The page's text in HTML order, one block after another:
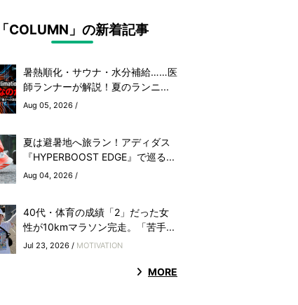
「COLUMN」の新着記事
暑熱順化・サウナ・水分補給……医
師ランナーが解説！夏のランニ...
Aug 05, 2026 /
夏は避暑地へ旅ラン！アディダス
『HYPERBOOST EDGE』で巡る...
Aug 04, 2026 /
40代・体育の成績「2」だった女
性が10kmマラソン完走。「苦手...
Jul 23, 2026 / MOTIVATION
MORE